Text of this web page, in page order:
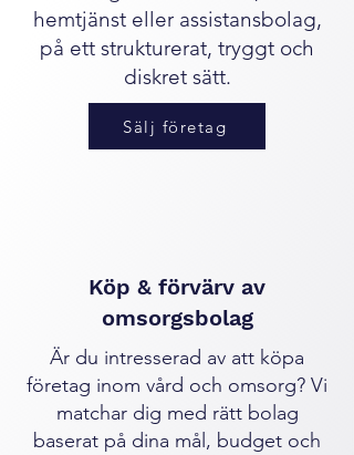
hemtjänst eller assistansbolag,
på ett strukturerat, tryggt och
diskret sätt.
Sälj företag
Köp & förvärv av
omsorgsbolag
Är du intresserad av att köpa
företag inom vård och omsorg? Vi
matchar dig med rätt bolag
baserat på dina mål, budget och